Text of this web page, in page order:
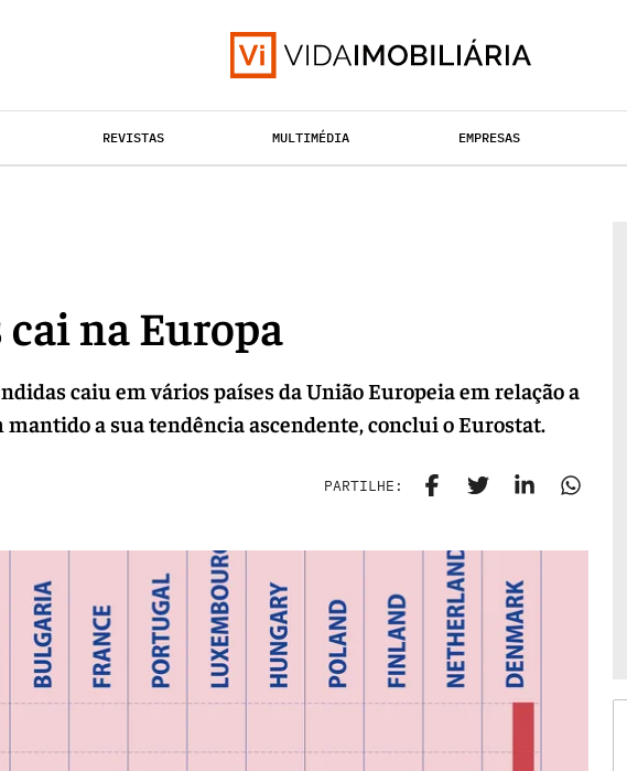
REVISTAS MULTIMÉDIA EMPRESAS
cai na Europa
caiu em vários países da União Europeia em relação a
mantido a sua tendência ascendente, conclui o Eurostat.
PARTILHE: